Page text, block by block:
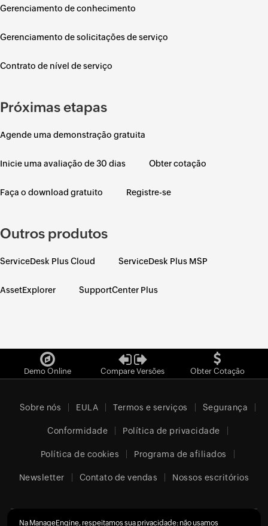
Gerenciamento de conhecimento
Gerenciamento de solicitações de serviço
Contrato de nível de serviço
Próximas etapas
Agende uma demonstração gratuita
Inicie uma avaliação de 30 dias Obter cotação
Faça o download gratuito Registre-se
Outros produtos
ServiceDesk Plus Cloud ServiceDesk Plus MSP
AssetExplorer SupportCenter Plus
Demo Online Compare Versões Obter Cotação
Sobre nós EULA Termos e serviços Segurança
Conformidade Política de privacidade
Política de cookies Programa de afiliados
Newsletter Contato de vendas Nossos escritórios
Na ManageEngine, respeitamos sua privacidade: não usamos